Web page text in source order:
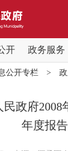
开 政务服务
国务院信息
会议信息
公开专栏>
政府2008
年度报告